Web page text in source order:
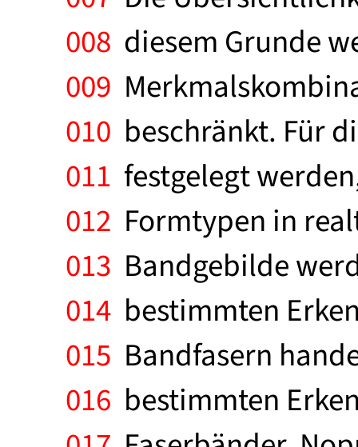
008 diesem Grunde
009
010 beschränkt. Für
011 festgelegt
012 Formtypen in
013 Bandgebilde
014 bestimmten
015 Bandfasern
016 bestimmten